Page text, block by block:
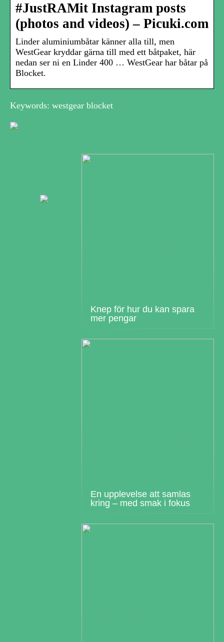
#JustRAMit Instagram posts
(photos and videos) – Picuki.com
Linder aluminiumbåtar känner alla till, men
WestGear kryddar gärna till med ett båtpaket, här
nedan ser ni en Linder 400 … WestGear har båtar på
Blocket.
Keywords: westgear blocket
Knep för hur du kan spara
mer pengar
En upplevelse att samlas
kring – med smak i fokus